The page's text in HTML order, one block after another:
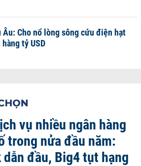
Âu: Cho nổ lòng sông cứu điện hạt
tỷ USD
vụ nhiều ngân hàng
trong nửa đầu năm:
đầu, Big4 tụt hạng